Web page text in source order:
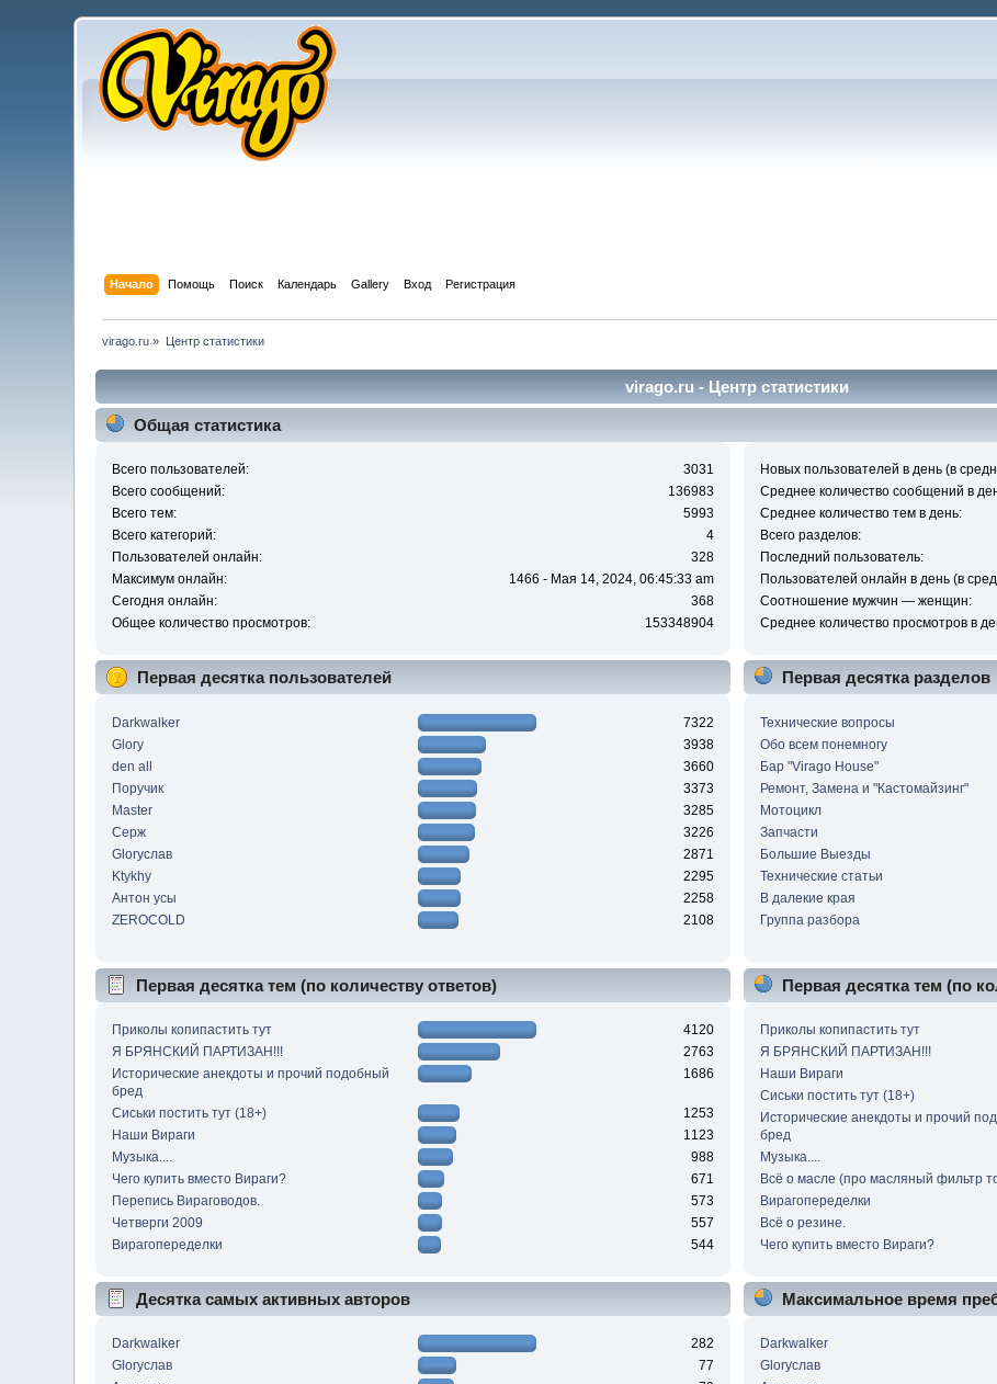
Начало Помощь Поиск Календарь Gallery Вход Регистрация
virago.ru » Центр статистики
virago.ru - Центр статистики
Общая статистика
Всего пользователей:
3031
Всего сообщений:
136983
Всего тем:
5993
Всего категорий:
4
Пользователей онлайн:
328
Максимум онлайн:
1466 - Мая 14, 2024, 06:45:33 am
Сегодня онлайн:
368
Общее количество просмотров:
153348904
Новых пользователей в день (в
Среднее количество сообщений в
Среднее количество тем в день:
Всего разделов:
Последний пользователь:
Пользователей онлайн в день (в
Соотношение мужчин — женщин:
Среднее количество просмотров в
Первая десятка пользователей
Darkwalker
7322
Glory
3938
den all
3660
Поручик
3373
Master
3285
Серж
3226
Gloryслав
2871
Ktykhy
2295
Антон усы
2258
ZEROCOLD
2108
Первая десятка разделов
Технические вопросы
Обо всем понемногу
Бар "Virago House"
Ремонт, Замена и "Кастомайзинг"
Мотоцикл
Запчасти
Большие Выезды
Технические статьи
В далекие края
Группа разбора
Первая десятка тем (по количеству ответов)
Приколы копипастить тут
4120
Я БРЯНСКИЙ ПАРТИЗАН!!!
2763
Исторические анекдоты и прочий подобный
бред
1686
Сиськи постить тут (18+)
1253
Наши Вираги
1123
Музыка....
988
Чего купить вместо Вираги?
671
Перепись Вираговодов.
573
Четверги 2009
557
Вирагопеределки
544
Первая десятка тем (по
Приколы копипастить тут
Я БРЯНСКИЙ ПАРТИЗАН!!!
Наши Вираги
Сиськи постить тут (18+)
Исторические анекдоты и прочий
бред
Музыка....
Всё о масле (про масляный фильтр
Вирагопеределки
Всё о резине.
Чего купить вместо Вираги?
Десятка самых активных авторов
Darkwalker
282
Gloryслав
77
Максимальное время
Darkwalker
Gloryслав